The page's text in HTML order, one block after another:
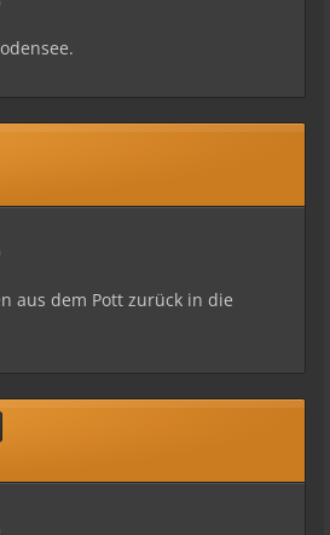
aus dem Pott zurück in die